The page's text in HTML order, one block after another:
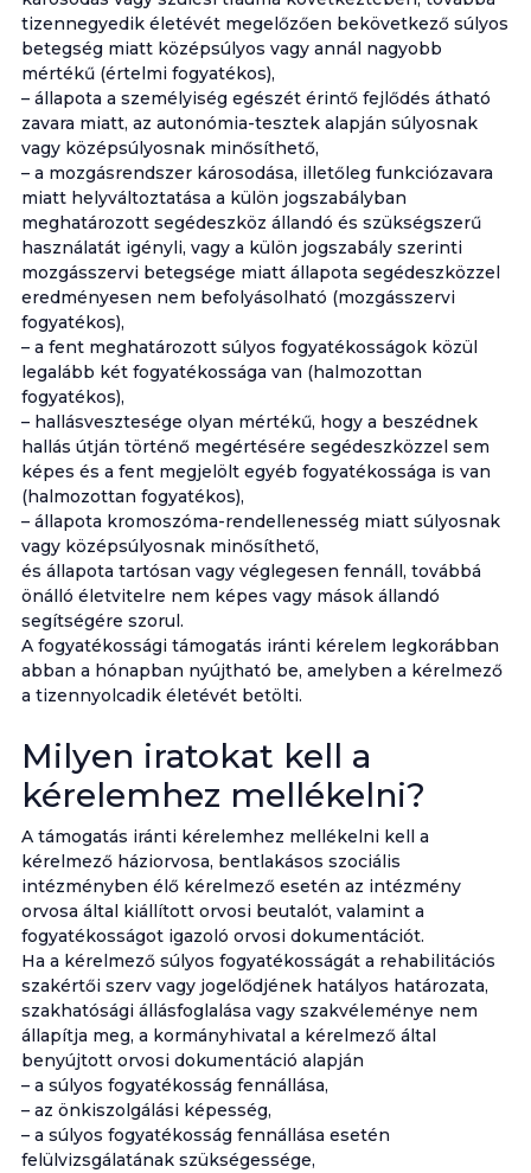
tizennegyedik életévét megelőzően bekövetkező súlyos
betegség miatt középsúlyos vagy annál nagyobb
mértékű (értelmi fogyatékos),
– állapota a személyiség egészét érintő fejlődés átható
zavara miatt, az autonómia-tesztek alapján súlyosnak
vagy középsúlyosnak minősíthető,
– a mozgásrendszer károsodása, illetőleg funkciózavara
miatt helyváltoztatása a külön jogszabályban
meghatározott segédeszköz állandó és szükségszerű
használatát igényli, vagy a külön jogszabály szerinti
mozgásszervi betegsége miatt állapota segédeszközzel
eredményesen nem befolyásolható (mozgásszervi
fogyatékos),
– a fent meghatározott súlyos fogyatékosságok közül
legalább két fogyatékossága van (halmozottan
fogyatékos),
– hallásvesztesége olyan mértékű, hogy a beszédnek
hallás útján történő megértésére segédeszközzel sem
képes és a fent megjelölt egyéb fogyatékossága is van
(halmozottan fogyatékos),
– állapota kromoszóma-rendellenesség miatt súlyosnak
vagy középsúlyosnak minősíthető,
és állapota tartósan vagy véglegesen fennáll, továbbá
önálló életvitelre nem képes vagy mások állandó
segítségére szorul.
A fogyatékossági támogatás iránti kérelem legkorábban
abban a hónapban nyújtható be, amelyben a kérelmező
a tizennyolcadik életévét betölti.
Milyen iratokat kell a
kérelemhez mellékelni?
A támogatás iránti kérelemhez mellékelni kell a
kérelmező háziorvosa, bentlakásos szociális
intézményben élő kérelmező esetén az intézmény
orvosa által kiállított orvosi beutalót, valamint a
fogyatékosságot igazoló orvosi dokumentációt.
Ha a kérelmező súlyos fogyatékosságát a rehabilitációs
szakértői szerv vagy jogelődjének hatályos határozata,
szakhatósági állásfoglalása vagy szakvéleménye nem
állapítja meg, a kormányhivatal a kérelmező által
benyújtott orvosi dokumentáció alapján
– a súlyos fogyatékosság fennállása,
– az önkiszolgálási képesség,
– a súlyos fogyatékosság fennállása esetén
felülvizsgálatának szükségessége,